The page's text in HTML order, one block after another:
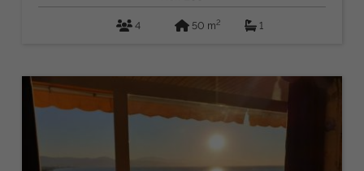
4 50 m2 1